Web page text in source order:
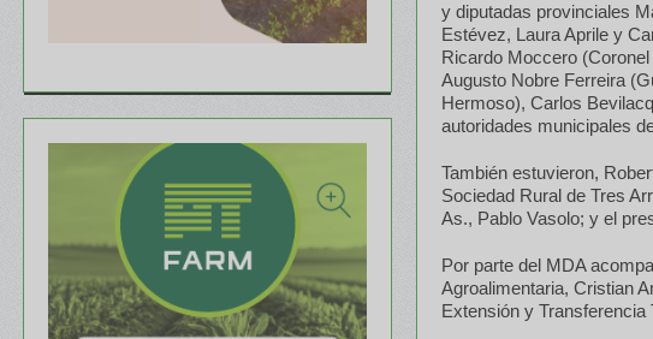
y diputadas provinciales
Estévez, Laura Aprile y
Ricardo Moccero
Augusto Nobre Ferreira
Hermoso), Carlos
autoridades municipales
También estuvieron,
Sociedad Rural de Tres
As., Pablo Vasolo; y el
Por parte del MDA
Agroalimentaria, Cristian
Extensión y Transferencia